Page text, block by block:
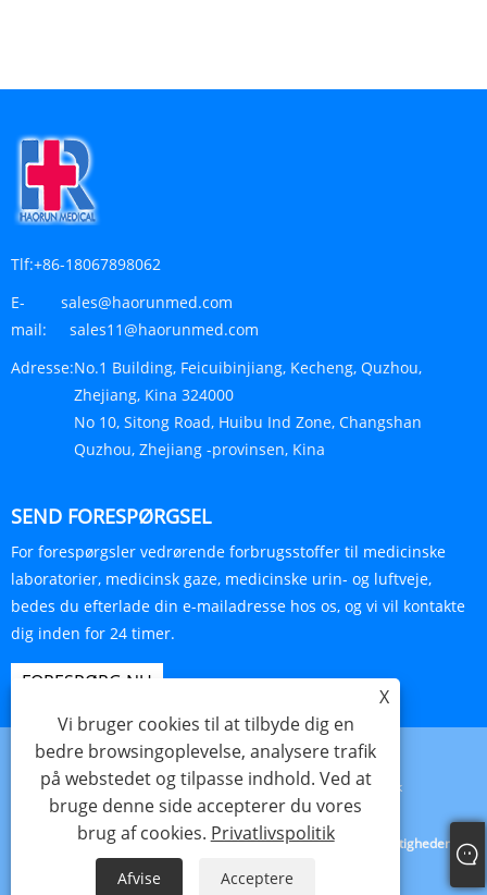
Tlf:+86-18067898062
E-
mail:
sales@haorunmed.com
sales11@haorunmed.com
Adresse:No.1 Building, Feicuibinjiang, Kecheng, Quzhou,
Zhejiang, Kina 324000
No 10, Sitong Road, Huibu Ind Zone, Changshan
Quzhou, Zhejiang -provinsen, Kina
SEND FORESPØRGSEL
For forespørgsler vedrørende forbrugsstoffer til medicinske
laboratorier, medicinsk gaze, medicinske urin- og luftveje,
bedes du efterlade din e-mailadresse hos os, og vi vil kontakte
dig inden for 24 timer.
FORESPØRG NU
Links Sitemap RSS XML Privatlivspolitik
Copyright © 2024 Haorun Medical Dressing Co., Ltd. Alle rettigheder
forbeholdes.
X
Vi bruger cookies til at tilbyde dig en
bedre browsingoplevelse, analysere trafik
på webstedet og tilpasse indhold. Ved at
bruge denne side accepterer du vores
brug af cookies. Privatlivspolitik
Afvise Acceptere